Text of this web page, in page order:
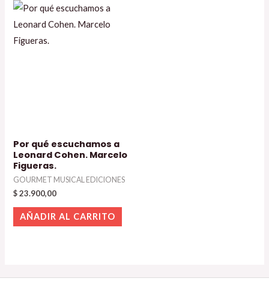
Por qué escuchamos a
Leonard Cohen. Marcelo
Figueras.
GOURMET MUSICAL EDICIONES
$23.900,00
AÑADIR AL CARRITO